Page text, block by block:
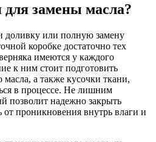
для замены масла?
доливку или полную замену
коробке достаточно тех
имеются у каждого
к ним стоит подготовить
масла, а также кусочки ткани,
в процессе. Не лишним
позволит надежно закрыть
от проникновения внутрь влаги и